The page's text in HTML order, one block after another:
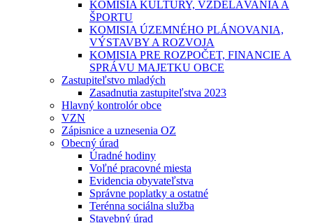
KOMISIA KULTÚRY, VZDELÁVANIA A
ŠPORTU
KOMISIA ÚZEMNÉHO PLÁNOVANIA,
VÝSTAVBY A ROZVOJA
KOMISIA PRE ROZPOČET, FINANCIE A
SPRÁVU MAJETKU OBCE
Zastupiteľstvo mladých
Zasadnutia zastupiteľstva 2023
Hlavný kontrolór obce
VZN
Zápisnice a uznesenia OZ
Obecný úrad
Úradné hodiny
Voľné pracovné miesta
Evidencia obyvateľstva
Správne poplatky a ostatné
Terénna sociálna služba
Stavebný úrad